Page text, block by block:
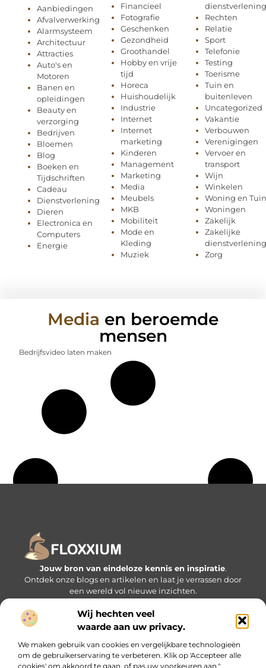
Wij hechten veel
waarde aan uw privacy.
We maken gebruik van cookies en vergelijkbare technologieën
om de gebruikerservaring te verbeteren. Klik op 'Accepteer alle
cookies' om akkoord te gaan, of pas uw voorkeuren aan."
Aanbiedingen
Afvalverwerking
Alarmsysteem
Architectuur
Attracties
Auto's en
Motoren
Banen en
opleidingen
Beauty en
verzorging
Bedrijven
Bloemen
Blog
Boeken en
Tijdschriften
Cadeau
Dienstverlening
Dieren
Electronica en
Computers
Energie
Financieel
Fotografie
Geschenken
Gezondheid
Groothandel
Hobby en vrije
tijd
Horeca
Huishoudelijk
Industrie
Internet
Internet
marketing
Kinderen
Management
Marketing
Media
Meubels
MKB
Mobiliteit
Mode en
Kleding
Muziek
dienstverlening
Rechten
Relatie
Sport
Telefonie
Testing
Toerisme
Tuin en
buitenleven
Uncategorized
Vakantie
Verbouwen
Verenigingen
Vervoer en
transport
Wijn
Winkelen
Woning en Tuin
Woningen
Zakelijk
Zakelijke
dienstverlening
Zorg
Media en beroemde
mensen
Bedrijfsvideo laten maken
Jouw bron van eindeloze kennis en inspiratie.
Ontdek onze blogs en artikelen en laat je verrassen door
een wereld vol nieuwe inzichten.
Bericht categorie
Onze informatie